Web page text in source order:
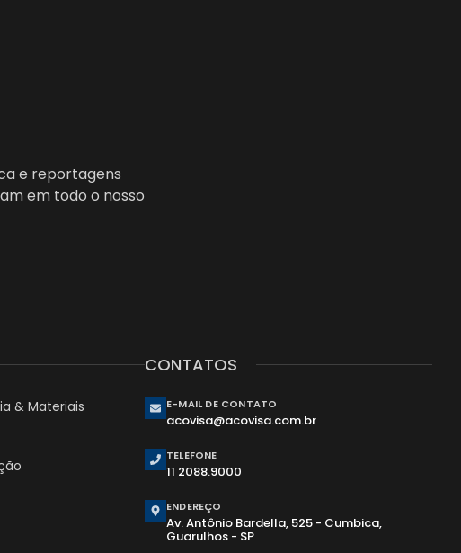
e reportagens
em todo o nosso
& Materiais
CONTATOS
E-MAIL DE CONTATO
acovisa@acovisa.com.br
TELEFONE
11 2088.9000
ENDEREÇO
Av. Antônio Bardella, 525 - Cumbica,
Guarulhos - SP